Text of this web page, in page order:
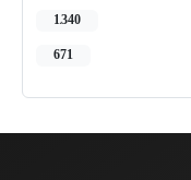
1,340
671